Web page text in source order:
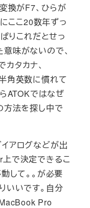
換がF7、ひらが
ここ20数年ずっ
りこれだとせっ
味がないので、
タカナ、
角英数に慣れて
ATOKではなぜ
方法を探し中で
アログなどが出
で決定できるこ
して。。が必要
いいです。自分
Pro